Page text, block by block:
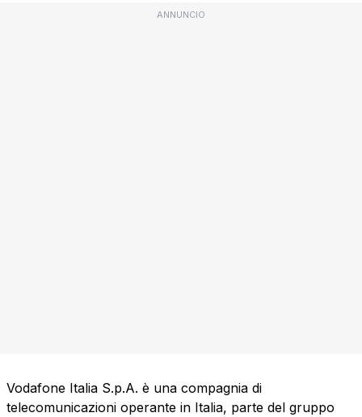
ANNUNCIO
Vodafone Italia S.p.A. è una compagnia di
telecomunicazioni operante in Italia, parte del gruppo